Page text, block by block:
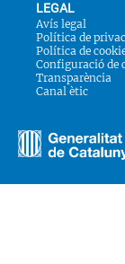
LEGAL
Avís legal
Política de
Política de
Configuració de
Transparència
Canal ètic